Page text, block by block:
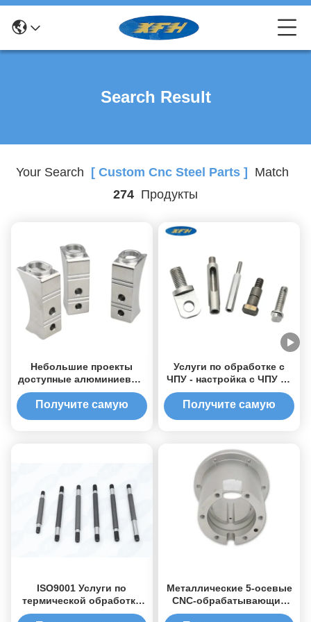
Search Result
Your Search [ Custom Cnc Steel Parts ]
Match
274 Продукты
Небольшие проекты
доступные алюминиевые
детали пользовательские
услуги CNC для
большинства отраслей
Получите самую
Услуги по обработке с
ЧПУ - настройка с ЧПУ на
высокой точности, OEM-
производство, 5-осевые
решения для обработки с
Получите самую
ISO9001 Услуги по
термической обработке
Металлические CNC-
Металлические 5-осевые
CNC-обрабатывающие
детали